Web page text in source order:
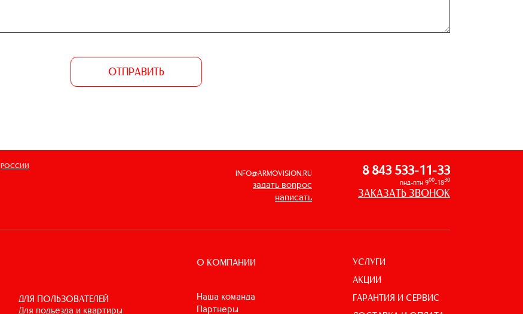
ОТПРАВИТЬ
РОССИИ
INFO@ARMOVISION.RU
задать вопрос
написать
8 843 533-11-33
пнд-птн 900-1830
ЗАКАЗАТЬ ЗВОНОК
ДЛЯ ПОЛЬЗОВАТЕЛЕЙ
для подъезда и квартиры
О КОМПАНИИ
Наша команда
Партнеры
УСЛУГИ
АКЦИИ
ГАРАНТИЯ И СЕРВИС